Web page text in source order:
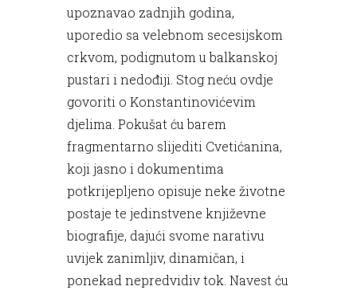
upoznavao zadnjih godina,
uporedio sa velebnom secesijskom
crkvom, podignutom u balkanskoj
pustari i nedođiji. Stog neću ovdje
govoriti o Konstantinovićevim
djelima. Pokušat ću barem
fragmentarno slijediti Cvetićanina,
koji jasno i dokumentima
potkrijepljeno opisuje neke životne
postaje te jedinstvene književne
biografije, dajući svome narativu
uvijek zanimljiv, dinamičan, i
ponekad nepredvidiv tok. Navest ću